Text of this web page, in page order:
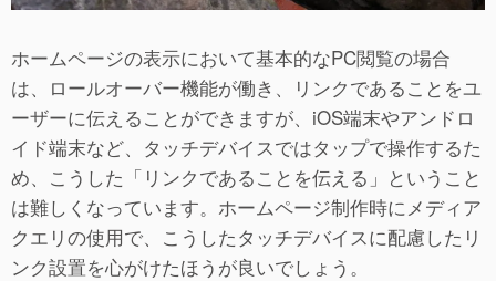
ホームページの表示において基本的なPC閲覧の場合
は、ロールオーバー機能が働き、リンクであることをユ
ーザーに伝えることができますが、iOS端末やアンドロ
イド端末など、タッチデバイスではタップで操作するた
め、こうした「リンクであることを伝える」ということ
は難しくなっています。ホームページ制作時にメディア
クエリの使用で、こうしたタッチデバイスに配慮したリ
ンク設置を心がけたほうが良いでしょう。